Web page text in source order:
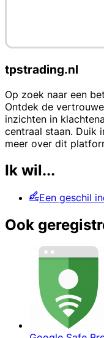
tpstrading.nl
Op zoek naar een
Ontdek de
inzichten in
centraal staan. Duik
meer over dit
Ik wil...
Een geschil
Ook